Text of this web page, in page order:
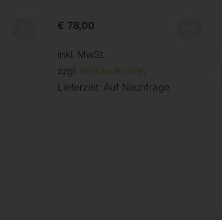
€ 78,00
inkl. MwSt.
zzgl. Versandkosten
Lieferzeit: Auf Nachfrage